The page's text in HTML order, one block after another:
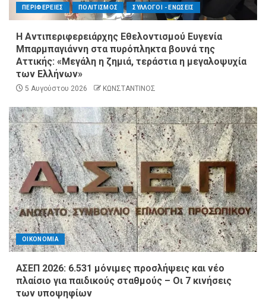
ΠΕΡΙΦΕΡΕΙΕΣ ΠΟΛΙΤΙΣΜΟΣ ΣΥΛΛΟΓΟΙ - ΕΝΩΣΕΙΣ
Η Αντιπεριφερειάρχης Εθελοντισμού Ευγενία
Μπαρμπαγιάννη στα πυρόπληκτα βουνά της
Αττικής: «Μεγάλη η ζημιά, τεράστια η μεγαλοψυχία
των Ελλήνων»
5 Αυγούστου 2026 ΚΩΝΣΤΑΝΤΙΝΟΣ
ΟΙΚΟΝΟΜΙΑ
ΑΣΕΠ 2026: 6.531 μόνιμες προσλήψεις και νέο
πλαίσιο για παιδικούς σταθμούς – Οι 7 κινήσεις
των υποψηφίων